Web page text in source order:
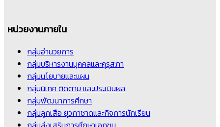
หน่วยงานภายใน
กลุ่มอำนวยการ
กลุ่มบริหารงานบุคคลและคุรุสภา
กลุ่มนโยบายและแผน
กลุ่มนิเทศ ติดตาม และประเมินผล
กลุ่มพัฒนาการศึกษา
กลุ่มลูกเสือ ยุวกาชาดและกิจการนักเรียน